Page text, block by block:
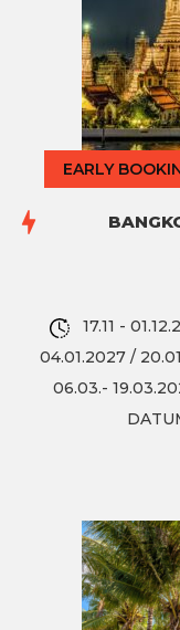
EARLY
17.11 -
04.01.2027 /
06.03.-